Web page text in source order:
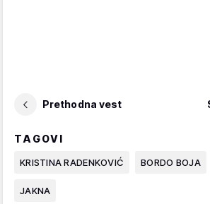
Prethodna vest
TAGOVI
KRISTINA RADENKOVIĆ BORDO BOJA
JAKNA